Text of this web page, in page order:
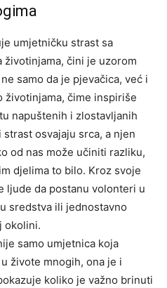
umjetničku strast sa
čini je uzorom
samo da je pjevačica, već i
životinjama, čime inspiriše
napuštenih i zlostavljanih
osvajaju srca, a njen
od nas može učiniti razliku,
djelima to bilo. Kroz svoje
ljude da postanu volonteri u
sredstva ili jednostavno
okolini.
samo umjetnica koja
živote mnogih, ona je i
koliko je važno brinuti